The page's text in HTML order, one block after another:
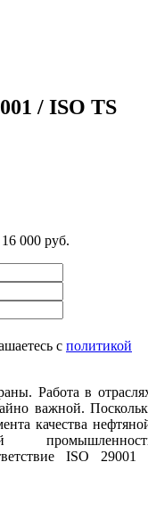
/ ISO TS
000 руб.
с политикой
Работа в
важной.
качества
ISO 29001